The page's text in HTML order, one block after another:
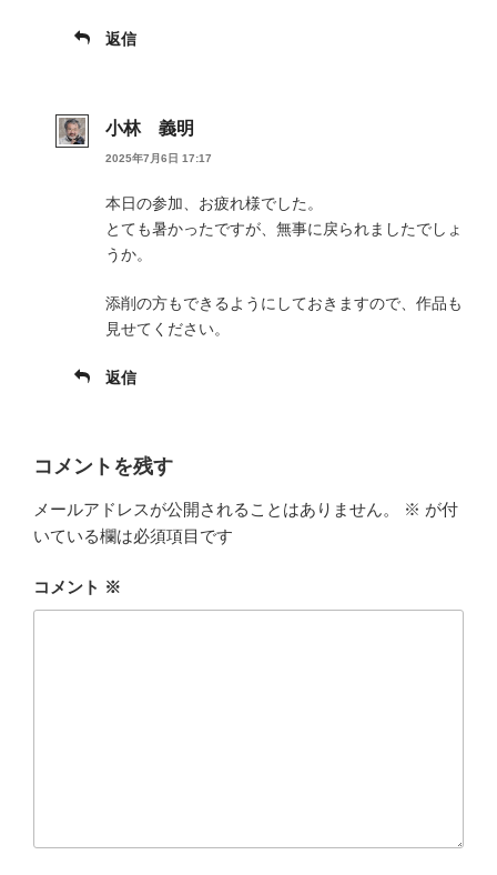
返信
小林 義明
2025年7月6日 17:17
本日の参加、お疲れ様でした。
とても暑かったですが、無事に戻られましたでしょ
うか。
添削の方もできるようにしておきますので、作品も
見せてください。
返信
コメントを残す
メールアドレスが公開されることはありません。 ※ が付
いている欄は必須項目です
コメント ※